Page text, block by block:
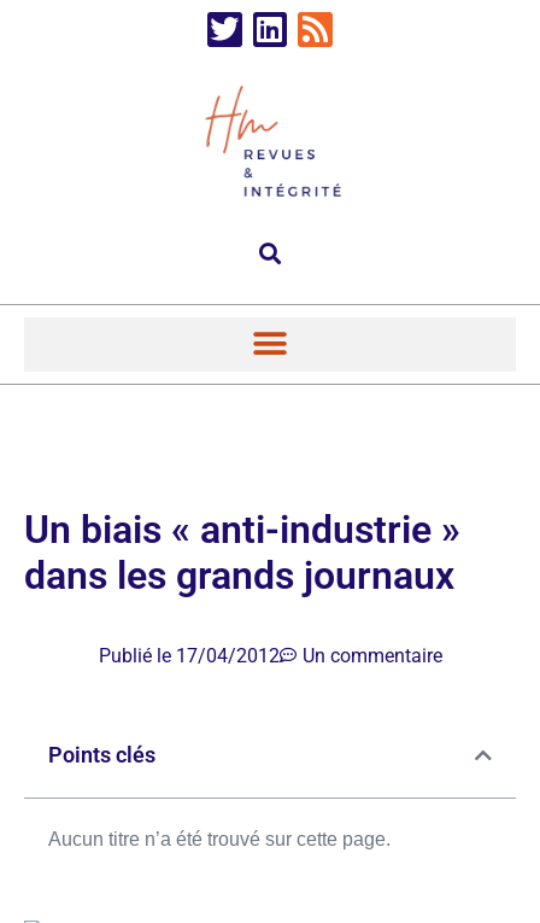
Un biais « anti-industrie »
dans les grands journaux
Publié le 17/04/2012 Un commentaire
Points clés
Aucun titre n’a été trouvé sur cette page.